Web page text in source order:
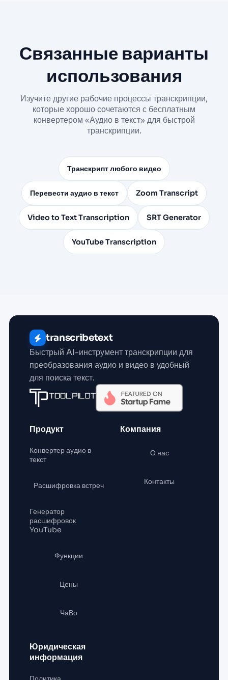
Связанные варианты
использования
Изучите другие рабочие процессы транскрипции,
которые хорошо сочетаются с бесплатным
конвертером «Аудио в текст» для быстрой
транскрипции.
Транскрипт любого видео
Перевести аудио в текст Zoom Transcript
Video to Text Transcription SRT Generator
YouTube Transcription
transcribetext
Быстрый AI-инструмент транскрипции для
преобразования аудио и видео в удобный
для поиска текст.
Продукт
Конвертер аудио в
текст
Расшифровка встреч
Генератор
расшифровок
YouTube
Функции
Цены
ЧаВо
Компания
О нас
Контакты
Юридическая
информация